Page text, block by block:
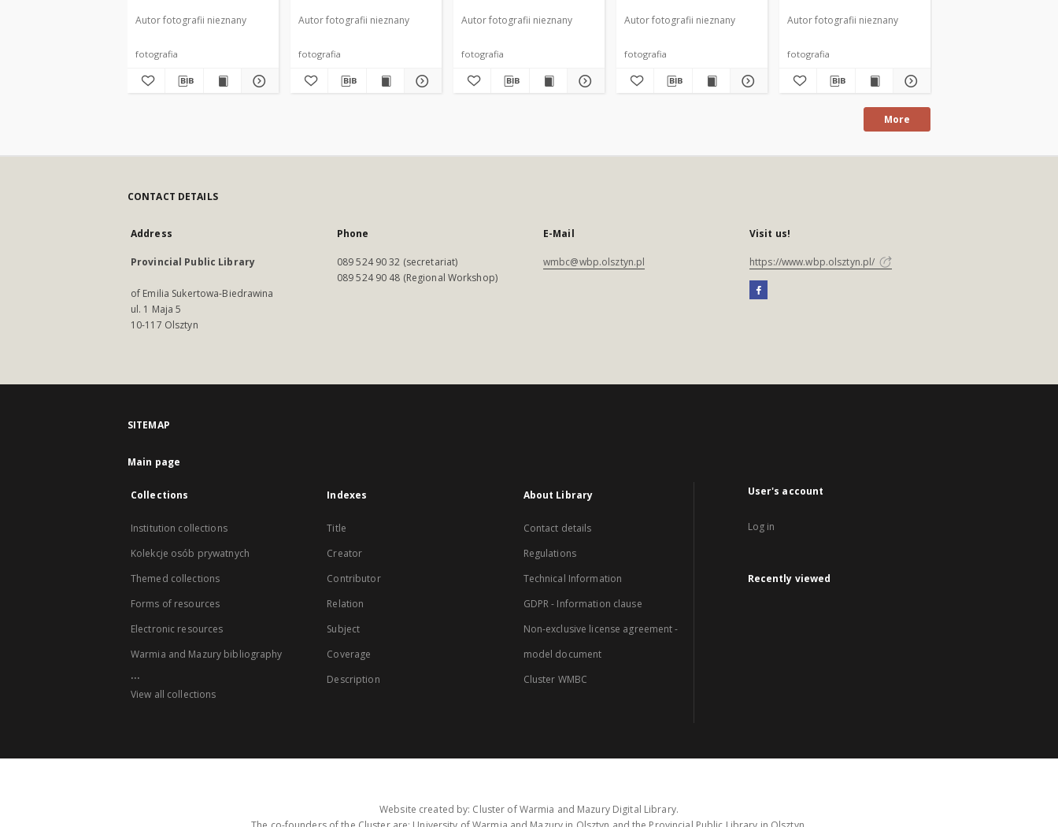
Autor fotografii nieznany
fotografia
Autor fotografii nieznany
fotografia
Autor fotografii nieznany
fotografia
Autor fotografii nieznany
fotografia
Autor fotografii nieznany
fotografia
More
CONTACT DETAILS
Address
Provincial Public Library
of Emilia Sukertowa-Biedrawina
ul. 1 Maja 5
10-117 Olsztyn
Phone
089 524 90 32 (secretariat)
089 524 90 48 (Regional Workshop)
E-Mail
wmbc@wbp.olsztyn.pl
Visit us!
https://www.wbp.olsztyn.pl/
SITEMAP
Main page
Collections
Institution collections
Kolekcje osób prywatnych
Themed collections
Forms of resources
Electronic resources
Warmia and Mazury bibliography
...
View all collections
Indexes
Title
Creator
Contributor
Relation
Subject
Coverage
Description
About Library
Contact details
Regulations
Technical Information
GDPR - Information clause
Non-exclusive license agreement -
model document
Cluster WMBC
User's account
Log in
Recently viewed
Website created by: Cluster of Warmia and Mazury Digital Library.